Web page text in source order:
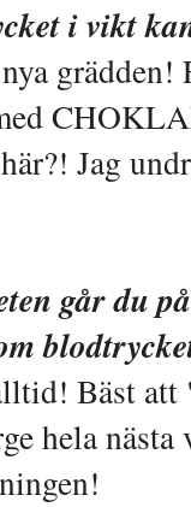
i vikt
Jag
går du
Bäst
hela